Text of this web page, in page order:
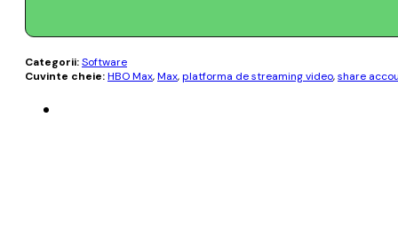
Categorii:Software
Cuvinte cheie:HBO Max,Max,platforma de streaming video,share